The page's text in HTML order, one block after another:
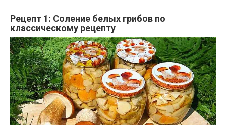
Рецепт 1: Соление белых грибов по
классическому рецепту